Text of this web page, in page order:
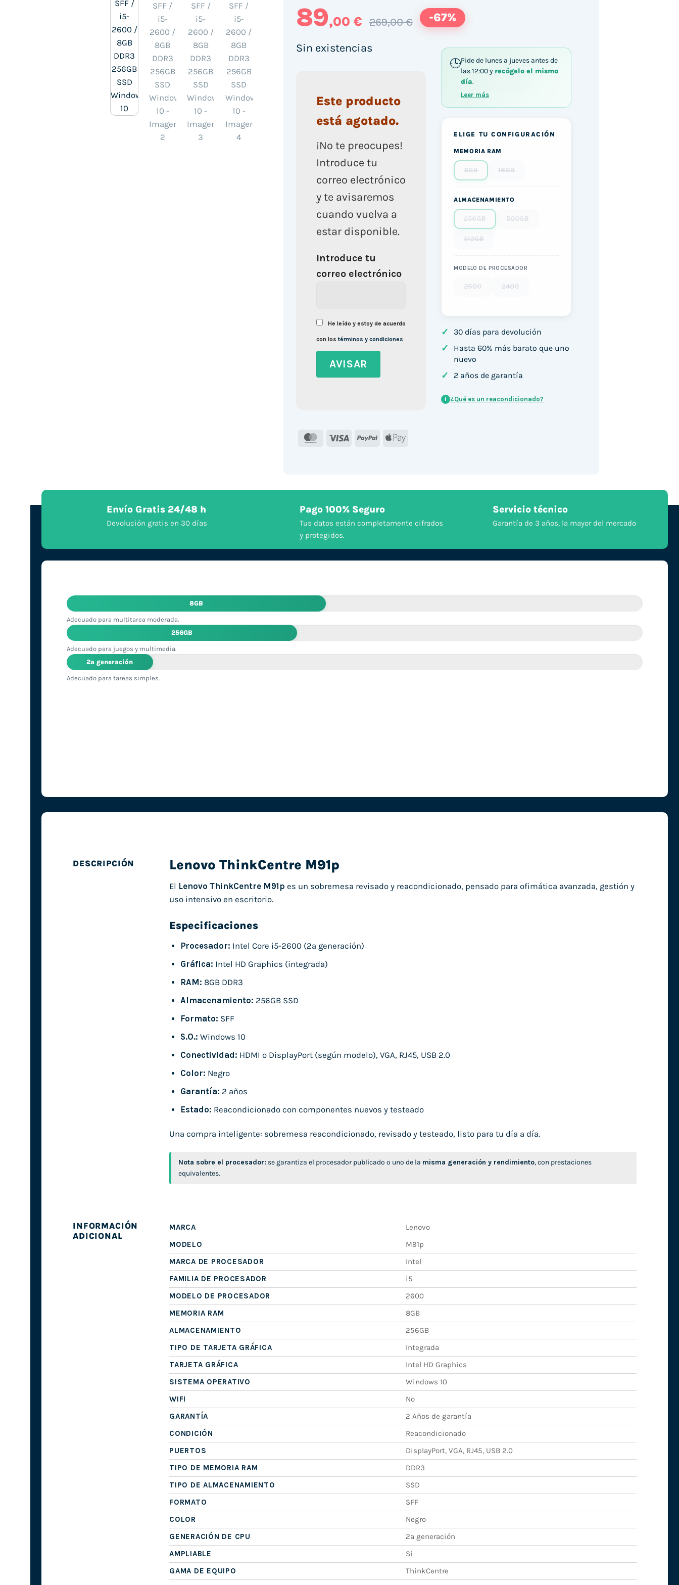
89,00 € 269,00 € -67%
Sin existencias
Este producto
está agotado.
¡No te preocupes!
Introduce tu
correo electrónico
y te avisaremos
cuando vuelva a
estar disponible.
Introduce tu
correo electrónico
He leído y estoy de acuerdo
con lostérminos y condiciones
MasterCard
Visa PayPal Apple
Pide de lunes a jueves antes de
las 12:00 y recógelo el mismo
día.
Leer más
ELIGE TU CONFIGURACIÓN
MEMORIA RAM
8GB 16GB
ALMACENAMIENTO
256GB 500GB
512GB
MODELO DE PROCESADOR
2600 2400
✓ 30 días para devolución
✓
Hasta 60% más barato que uno
nuevo
✓ 2 años de garantía
i ¿Qué es un reacondicionado?
Envío Gratis 24/48 h
Devolución gratis en 30 días
Pago 100% Seguro
Tus datos están completamente cifrados
y protegidos.
Servicio técnico
Garantía de 3 años, la mayor del mercado
8GB
Adecuado para multitarea moderada.
256GB
Adecuado para juegos y multimedia.
2ª generación
Adecuado para tareas simples.
DESCRIPCIÓN Lenovo ThinkCentre M91p
El Lenovo ThinkCentre M91p es un sobremesa revisado y reacondicionado, pensado para ofimática avanzada, gestión y
uso intensivo en escritorio.
Especificaciones
Procesador: Intel Core i5-2600 (2ª generación)
Gráfica: Intel HD Graphics (integrada)
RAM: 8GB DDR3
Almacenamiento: 256GB SSD
Formato: SFF
S.O.: Windows 10
Conectividad: HDMI o DisplayPort (según modelo), VGA, RJ45, USB 2.0
Color: Negro
Garantía: 2 años
Estado: Reacondicionado con componentes nuevos y testeado
Una compra inteligente: sobremesa reacondicionado, revisado y testeado, listo para tu día a día.
Nota sobre el procesador: se garantiza el procesador publicado o uno de la misma generación y rendimiento, con prestaciones
equivalentes.
INFORMACIÓN
ADICIONAL
MARCA
Lenovo
MODELO
M91p
MARCA DE PROCESADOR
Intel
FAMILIA DE PROCESADOR
i5
MODELO DE PROCESADOR
2600
MEMORIA RAM
8GB
ALMACENAMIENTO
256GB
TIPO DE TARJETA GRÁFICA
Integrada
TARJETA GRÁFICA
Intel HD Graphics
SISTEMA OPERATIVO
Windows 10
WIFI
No
GARANTÍA
2 Años de garantía
CONDICIÓN
Reacondicionado
PUERTOS
DisplayPort, VGA, RJ45, USB 2.0
TIPO DE MEMORIA RAM
DDR3
TIPO DE ALMACENAMIENTO
SSD
FORMATO
SFF
COLOR
Negro
GENERACIÓN DE CPU
2ª generación
AMPLIABLE
Sí
GAMA DE EQUIPO
ThinkCentre